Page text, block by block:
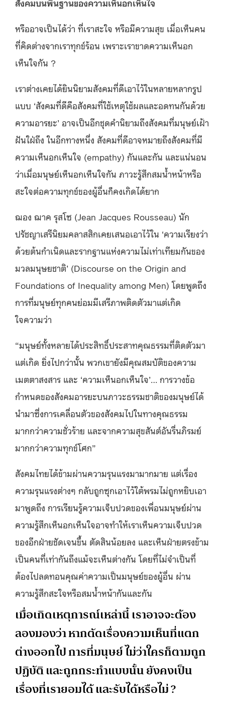
สังคมบนพื้นฐานของความเห็นอกเห็นใจ
หรืออาจเป็นได้ว่า ที่เราสะใจ หรือมีความสุข เมื่อเห็นคน
ที่คิดต่างจากเราทุกข์ร้อน เพราะเราขาดความเห็นอก
เห็นใจกัน ?
เราต่างเคยได้ยินนิยามสังคมที่ดีเอาไว้ในหลายหลากรูป
แบบ ‘สังคมที่ดีคือสังคมที่ใช้เหตุใช้ผลและอดทนกันด้วย
ความอารยะ’ อาจเป็นอีกชุดคำนิยามถึงสังคมที่มนุษย์เฝ้า
ฝันใฝ่ถึง ในอีกทางหนึ่ง สังคมที่ดีอาจหมายถึงสังคมที่มี
ความเห็นอกเห็นใจ (empathy) กันและกัน และแน่นอน
ว่าเมื่อมนุษย์เห็นอกเห็นใจกัน ภาวะรู้สึกสมน้ำหน้าหรือ
สะใจต่อความทุกข์ของผู้อื่นก็คงเกิดได้ยาก
ฌอง ฌาค รุสโซ (Jean Jacques Rousseau) นัก
ปรัชญาเสรีนิยมคลาสสิกเคยเสนอเอาไว้ใน ‘ความเรียงว่า
ด้วยต้นกำเนิดและรากฐานแห่งความไม่เท่าเทียมกันของ
มวลมนุษยชาติ’ (Discourse on the Origin and
Foundations of Inequality among Men) โดยพูดถึง
การที่มนุษย์ทุกคนย่อมมีเสรีภาพติดตัวมาแต่เกิด
ใจความว่า
“มนุษย์ทั้งหลายได้ประสิทธิ์ประสาทคุณธรรมที่ติดตัวมา
แต่เกิด ยิ่งไปกว่านั้น พวกเขายังมีคุณสมบัติของความ
เมตตาสงสาร และ ‘ความเห็นอกเห็นใจ’… การวางข้อ
กำหนดของสังคมอารยะบนภาวะธรรมชาติของมนุษย์ได้
นำมาซึ่งการเคลื่อนตัวของสังคมไปในทางคุณธรรม
มากกว่าความชั่วร้าย และจากความสุขสันต์อันรื่นภิรมย์
มากกว่าความทุกข์โศก”
สังคมไทยได้ข้ามผ่านความรุนแรงมามากมาย แต่เรื่อง
ความรุนแรงต่างๆ กลับถูกซุกเอาไว้ใต้พรมไม่ถูกหยิบเอา
มาพูดถึง การเรียนรู้ความเจ็บปวดของเพื่อนมนุษย์ผ่าน
ความรู้สึกเห็นอกเห็นใจอาจทำให้เราเห็นความเจ็บปวด
ของอีกฝ่ายชัดเจนขึ้น ตัดสินน้อยลง และเห็นฝ่ายตรงข้าม
เป็นคนที่เท่ากันถึงแม้จะเห็นต่างกัน โดยที่ไม่จำเป็นที่
ต้องไปลดทอนคุณค่าความเป็นมนุษย์ของผู้อื่น ผ่าน
ความรู้สึกสะใจหรือสมน้ำหน้ากันและกัน
เมื่อเกิดเหตุการณ์เหล่านี้ เราอาจจะต้อง
ลองมองว่า หากตัดเรื่องความเห็นที่แตก
ต่างออกไป การที่มนุษย์ ไม่ว่าใครก็ตามถูก
ปฏิบัติ และถูกกระทำแบบนั้น ยังคงเป็น
เรื่องที่เรายอมได้ และรับได้หรือไม่ ?